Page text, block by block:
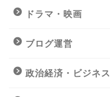
ドラマ・映画
ブログ運営
政治経済・ビジネス